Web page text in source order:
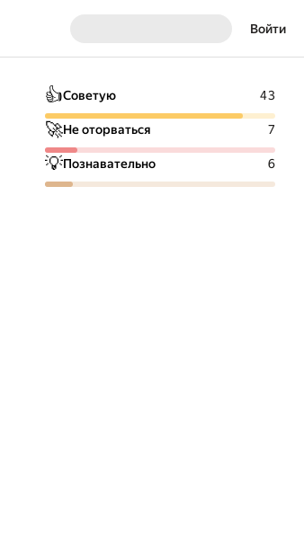
Войти
👍Советую 43
🚀Не оторваться 7
💡Познавательно 6